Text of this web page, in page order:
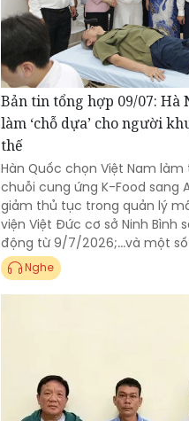
Bản tin tổng hợp 09/07:
làm ‘chỗ dựa’ cho người
thế
Hàn Quốc chọn Việt Nam
chuỗi cung ứng K-Food sang
giảm thủ tục trong quản lý
viện Việt Đức cơ sở Ninh Bình
động từ 9/7/2026;...và một
Nghe